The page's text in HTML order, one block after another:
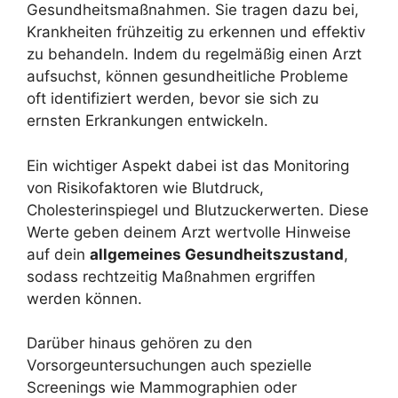
Gesundheitsmaßnahmen. Sie tragen dazu bei,
Krankheiten frühzeitig zu erkennen und effektiv
zu behandeln. Indem du regelmäßig einen Arzt
aufsuchst, können gesundheitliche Probleme
oft identifiziert werden, bevor sie sich zu
ernsten Erkrankungen entwickeln.
Ein wichtiger Aspekt dabei ist das Monitoring
von Risikofaktoren wie Blutdruck,
Cholesterinspiegel und Blutzuckerwerten. Diese
Werte geben deinem Arzt wertvolle Hinweise
auf dein allgemeines Gesundheitszustand,
sodass rechtzeitig Maßnahmen ergriffen
werden können.
Darüber hinaus gehören zu den
Vorsorgeuntersuchungen auch spezielle
Screenings wie Mammographien oder